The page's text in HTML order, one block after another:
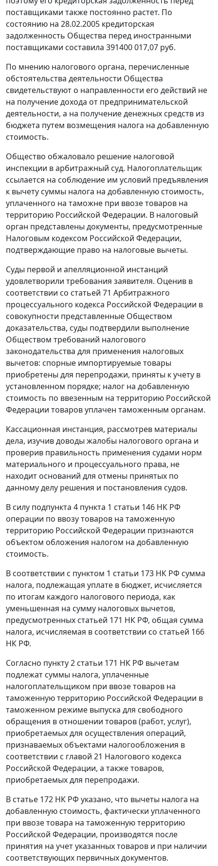
поставщиками также постоянно растет. По
состоянию на 28.02.2005 кредиторская
задолженность Общества перед иностранными
поставщиками составила 391400 017,07 руб.
По мнению налогового органа, перечисленные
обстоятельства деятельности Общества
свидетельствуют о направленности его действий не
на получение дохода от предпринимательской
деятельности, а на получение денежных средств из
бюджета путем возмещения налога на добавленную
стоимость.
Общество обжаловало решение налоговой
инспекции в арбитражный суд. Налогоплательщик
ссылается на соблюдение им условий предъявления
к вычету суммы налога на добавленную стоимость,
уплаченного на таможне при ввозе товаров на
территорию Российской Федерации. В налоговый
орган представлены документы, предусмотренные
Налоговым кодексом Российской Федерации,
подтверждающие право на налоговые вычеты.
Суды первой и апелляционной инстанций
удовлетворили требования заявителя. Оценив в
соответствии со статьей 71 Арбитражного
процессуального кодекса Российской Федерации в
совокупности представленные Обществом
доказательства, суды подтвердили выполнение
Обществом требований налогового
законодательства для применения налоговых
вычетов: спорные импортируемые товары
приобретены для перепродажи, приняты к учету в
установленном порядке; налог на добавленную
стоимость по ввезенным на территорию Российской
Федерации товаров уплачен таможенным органам.
Кассационная инстанция, рассмотрев материалы
дела, изучив доводы жалобы налогового органа и
проверив правильность применения судами норм
материального и процессуального права, не
находит оснований для отмены принятых по
данному делу решения и постановления судов.
В силу подпункта 4 пункта 1 статьи 146 НК РФ
операции по ввозу товаров на таможенную
территорию Российской Федерации признаются
объектом обложения налогом на добавленную
стоимость.
В соответствии с пунктом 1 статьи 173 НК РФ сумма
налога, подлежащая уплате в бюджет, исчисляется
по итогам каждого налогового периода, как
уменьшенная на сумму налоговых вычетов,
предусмотренных статьей 171 НК РФ, общая сумма
налога, исчисляемая в соответствии со статьей 166
НК РФ.
Согласно пункту 2 статьи 171 НК РФ вычетам
подлежат суммы налога, уплаченные
налогоплательщиком при ввозе товаров на
таможенную территорию Российской Федерации в
таможенном режиме выпуска для свободного
обращения в отношении товаров (работ, услуг),
приобретаемых для осуществления операций,
признаваемых объектами налогообложения в
соответствии с главой 21 Налогового кодекса
Российской Федерации, а также товаров,
приобретаемых для перепродажи.
В статье 172 НК РФ указано, что вычеты налога на
добавленную стоимость, фактически уплаченного
при ввозе товара на таможенную территорию
Российской Федерации, производятся после
принятия на учет указанных товаров и при наличии
соответствующих первичных документов.